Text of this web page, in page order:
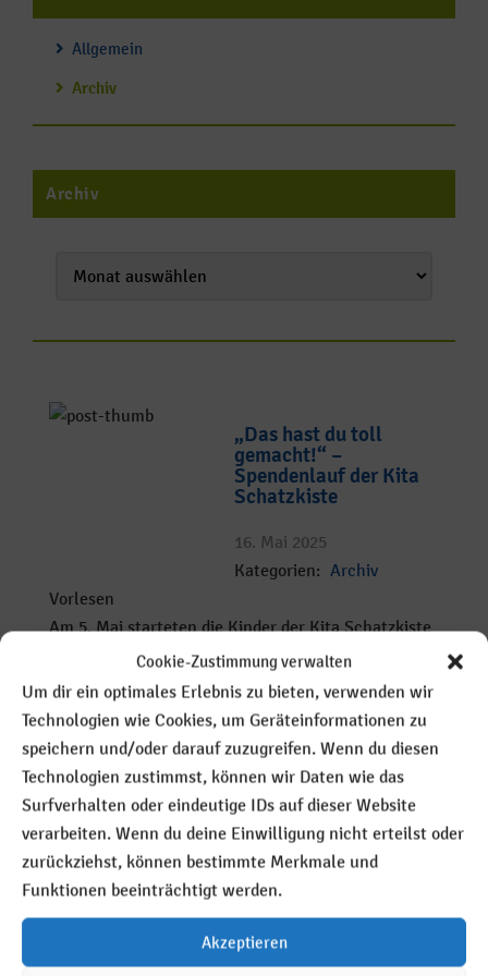
Cookie-Zustimmung verwalten
Um dir ein optimales Erlebnis zu bieten, verwenden wir
Technologien wie Cookies, um Geräteinformationen zu
speichern und/oder darauf zuzugreifen. Wenn du diesen
Technologien zustimmst, können wir Daten wie das
Surfverhalten oder eindeutige IDs auf dieser Website
verarbeiten. Wenn du deine Einwilligung nicht erteilst oder
zurückziehst, können bestimmte Merkmale und
Funktionen beeinträchtigt werden.
Akzeptieren
Allgemein
Archiv
Archiv
„Das hast du toll
gemacht!“ –
Spendenlauf der Kita
Schatzkiste
16. Mai 2025
Kategorien: Archiv
Vorlesen
Am 5. Mai starteten die Kinder der Kita Schatzkiste
zu einem Spendenlauf im Wullenstadion, das für
diese Veranstaltung besonders
Mehr lesen
Bürgermeister Lars
König besuchte die
Lebenshilfe
7. Mai 2025
Vorlesen